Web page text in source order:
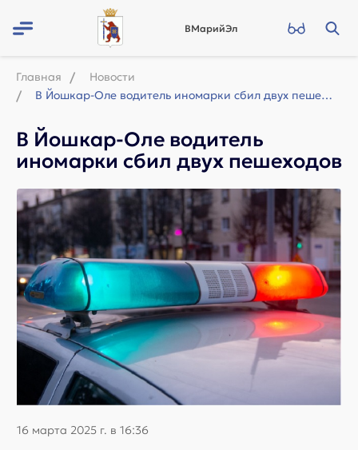
ВМарийЭл
Главная
Новости
В Йошкар-Оле водитель иномарки сбил двух пешеходов
В Йошкар-Оле водитель
иномарки сбил двух пешеходов
16 марта 2025 г. в 16:36